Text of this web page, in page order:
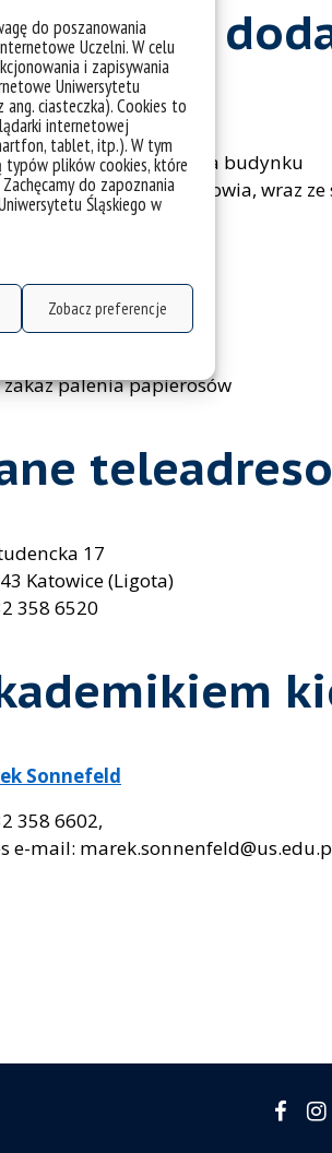
do poszanowania
Uczelni. W celu
i zapisywania
Uniwersytetu
ciasteczka). Cookies to
internetowej
tablet, itp.). W tym
typów plików cookies, które
do zapoznania
Śląskiego w
Zobacz preferencje
za zgodą administratora budynku
aktualna książeczka zdrowia, wraz
do 10 kg
zakaz palenia papierosów
17
Katowice (Ligota)
358 6520
Sonnefeld
358 6602,
e-mail: